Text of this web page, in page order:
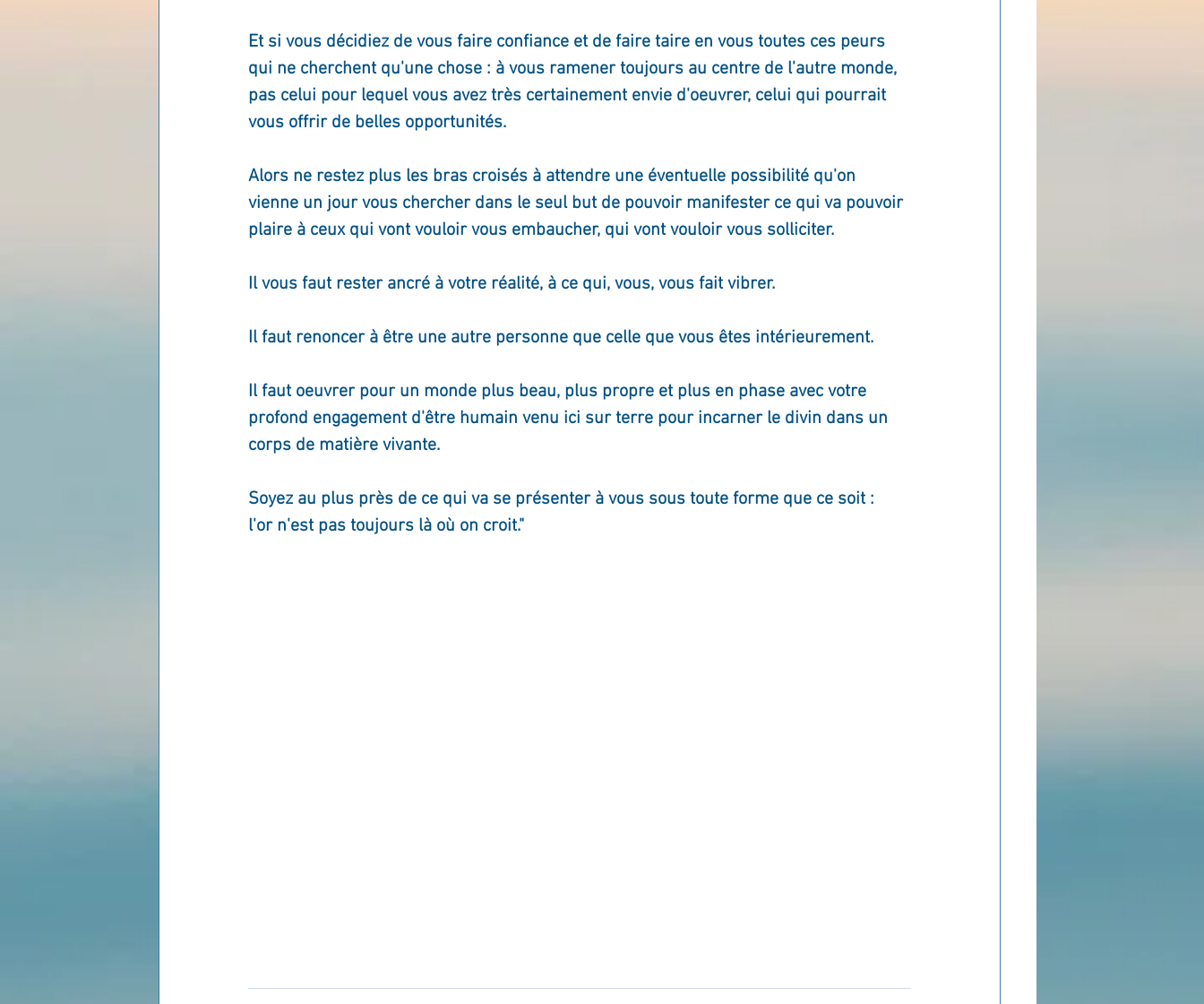
Et si vous décidiez de vous faire confiance et de faire taire en vous toutes ces peurs
qui ne cherchent qu'une chose : à vous ramener toujours au centre de l'autre monde,
pas celui pour lequel vous avez très certainement envie d'oeuvrer, celui qui pourrait
vous offrir de belles opportunités.
Alors ne restez plus les bras croisés à attendre une éventuelle possibilité qu'on
vienne un jour vous chercher dans le seul but de pouvoir manifester ce qui va pouvoir
plaire à ceux qui vont vouloir vous embaucher, qui vont vouloir vous solliciter.
Il vous faut rester ancré à votre réalité, à ce qui, vous, vous fait vibrer.
Il faut renoncer à être une autre personne que celle que vous êtes intérieurement.
Il faut oeuvrer pour un monde plus beau, plus propre et plus en phase avec votre
profond engagement d'être humain venu ici sur terre pour incarner le divin dans un
corps de matière vivante.
Soyez au plus près de ce qui va se présenter à vous sous toute forme que ce soit :
l'or n'est pas toujours là où on croit."